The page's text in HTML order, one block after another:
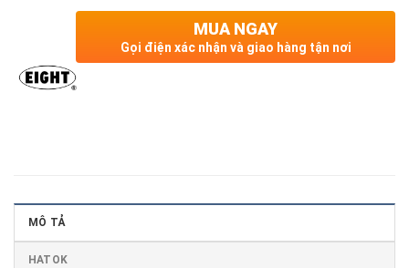
MUA NGAY
Gọi điện xác nhận và giao hàng tận nơi
MÔ TẢ
HATOK